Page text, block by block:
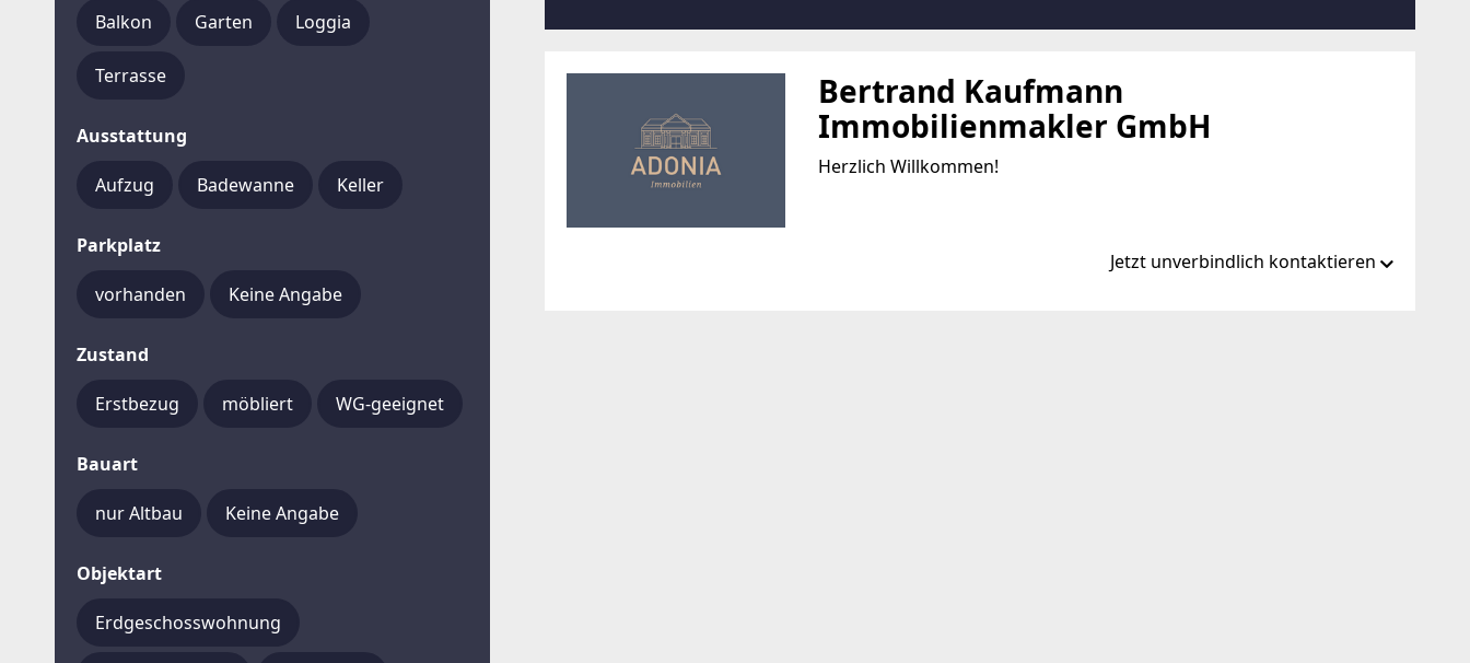
Balkon Garten Loggia
Terrasse
Ausstattung
Aufzug Badewanne Keller
Parkplatz
vorhanden Keine Angabe
Zustand
Erstbezug möbliert WG-geeignet
Bauart
nur Altbau Keine Angabe
Objektart
Erdgeschosswohnung
Bertrand Kaufmann
Immobilienmakler GmbH
Herzlich Willkommen!
Jetzt unverbindlich kontaktieren